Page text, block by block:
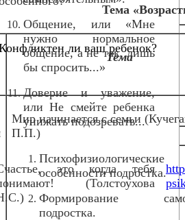
ли ваш ребенок?
Общение, или «Мне
нужно нормальное
общение, а не так, лишь
бы спросить...»
Доверие и уважение,
или Не смейте ребенка
унижать подозревать...
это когда тебя
(Толстоухова
Тема
Тема
Мир начинается с семьи
П.П.)
Психофизиологические
особенности подростка.
Формирование
подростка.